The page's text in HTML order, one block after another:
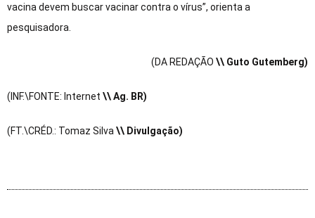
vacina devem buscar vacinar contra o vírus”, orienta a
pesquisadora.
(DA REDAÇÃO \\ Guto Gutemberg)
(INF.\FONTE: Internet \\ Ag. BR)
(FT.\CRÉD.: Tomaz Silva \\ Divulgação)